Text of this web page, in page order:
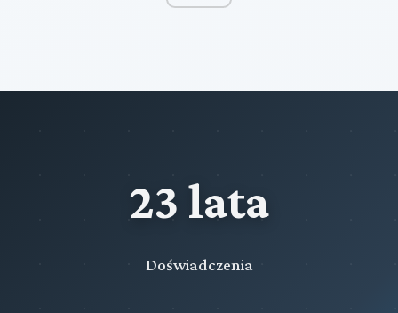
23 lata
Doświadczenia